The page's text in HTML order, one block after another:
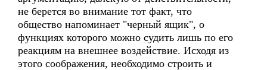
не берется во внимание тот факт, что
общество напоминает "черный ящик", о
функциях которого можно судить лишь по его
реакциям на внешнее воздействие. Исходя из
этого соображения, необходимо строить и